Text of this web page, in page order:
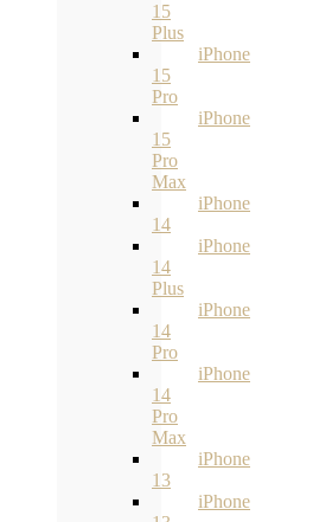
15
Plus
iPhone
15
Pro
iPhone
15
Pro
Max
iPhone
14
iPhone
14
Plus
iPhone
14
Pro
iPhone
14
Pro
Max
iPhone
13
iPhone